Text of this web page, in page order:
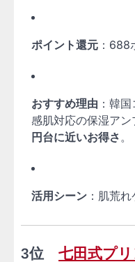
ポイント還元 ：688
おすすめ理由 ：韓
感肌対応の保湿ア
円台に近いお得さ 。
活用シーン ：肌荒
3位 七田式プ